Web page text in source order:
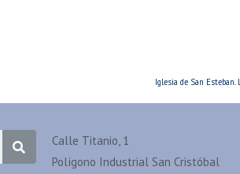
Iglesia de San Esteban.
Calle Titanio, 1
Polígono Industrial San Cristóbal